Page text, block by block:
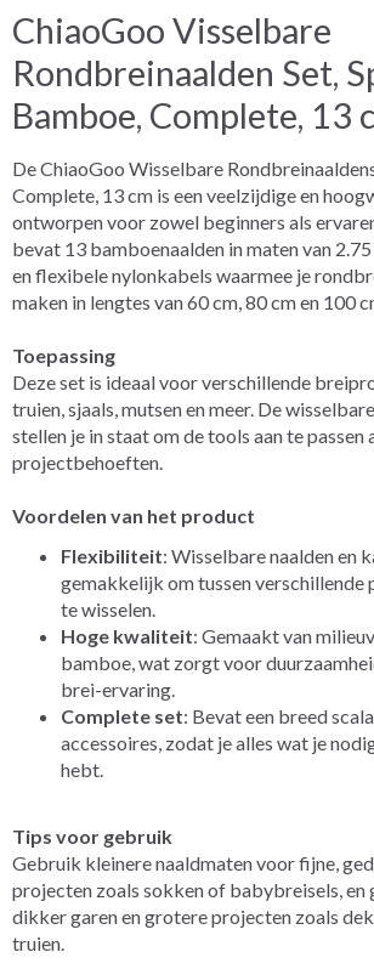
ChiaoGoo Visselbare
Rondbreinaalden Set,
Bamboe, Complete, 13
De ChiaoGoo Wisselbare
Complete, 13 cm is een veelzijdige en
ontworpen voor zowel beginners als
bevat 13 bamboenaalden in maten van
en flexibele nylonkabels waarmee je
maken in lengtes van 60 cm, 80 cm en 100
Toepassing
Deze set is ideaal voor verschillende
truien, sjaals, mutsen en meer. De
stellen je in staat om de tools aan te passen
projectbehoeften.
Voordelen van het product
Flexibiliteit: Wisselbare naalden en
gemakkelijk om tussen verschillende
te wisselen.
Hoge kwaliteit: Gemaakt van
bamboe, wat zorgt voor
brei-ervaring.
Complete set: Bevat een breed
accessoires, zodat je alles wat je
hebt.
Tips voor gebruik
Gebruik kleinere naaldmaten voor fijne,
projecten zoals sokken of babybreisels,
dikker garen en grotere projecten zoals
truien.